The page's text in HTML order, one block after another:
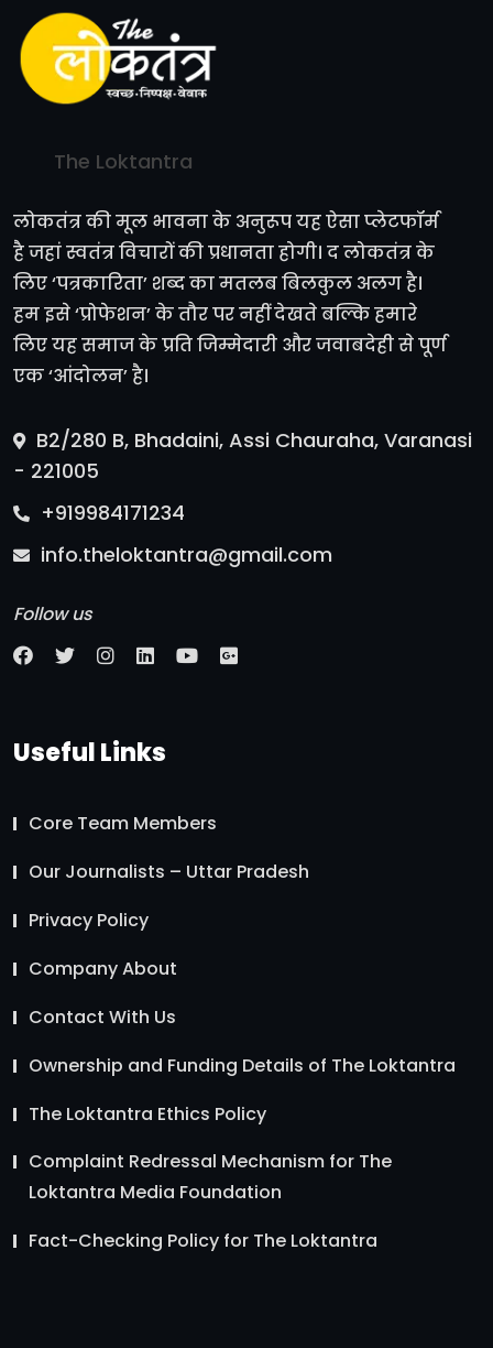
The Loktantra
लोकतंत्र की मूल भावना के अनुरूप यह ऐसा प्लेटफॉर्म
है जहां स्वतंत्र विचारों की प्रधानता होगी। द लोकतंत्र के
लिए ‘पत्रकारिता’ शब्द का मतलब बिलकुल अलग है।
हम इसे ‘प्रोफेशन’ के तौर पर नहीं देखते बल्कि हमारे
लिए यह समाज के प्रति जिम्मेदारी और जवाबदेही से पूर्ण
एक ‘आंदोलन’ है।
B2/280 B, Bhadaini, Assi Chauraha, Varanasi
- 221005
+919984171234
info.theloktantra@gmail.com
Follow us
Useful Links
Core Team Members
Our Journalists – Uttar Pradesh
Privacy Policy
Company About
Contact With Us
Ownership and Funding Details of The Loktantra
The Loktantra Ethics Policy
Complaint Redressal Mechanism for The
Loktantra Media Foundation
Fact-Checking Policy for The Loktantra